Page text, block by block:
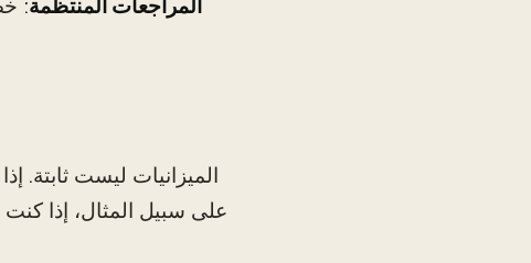
المراجعات المنتظمة:
الميزانيات ليست ثابتة.
على سبيل المثال، إذا